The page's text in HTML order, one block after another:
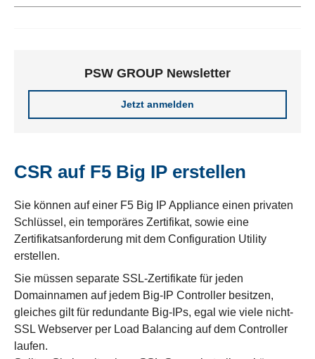
PSW GROUP Newsletter
Jetzt anmelden
CSR auf F5 Big IP erstellen
Sie können auf einer F5 Big IP Appliance einen privaten
Schlüssel, ein temporäres Zertifikat, sowie eine
Zertifikatsanforderung mit dem Configuration Utility
erstellen.
Sie müssen separate SSL-Zertifikate für jeden
Domainnamen auf jedem Big-IP Controller besitzen,
gleiches gilt für redundante Big-IPs, egal wie viele nicht-
SSL Webserver per Load Balancing auf dem Controller
laufen.